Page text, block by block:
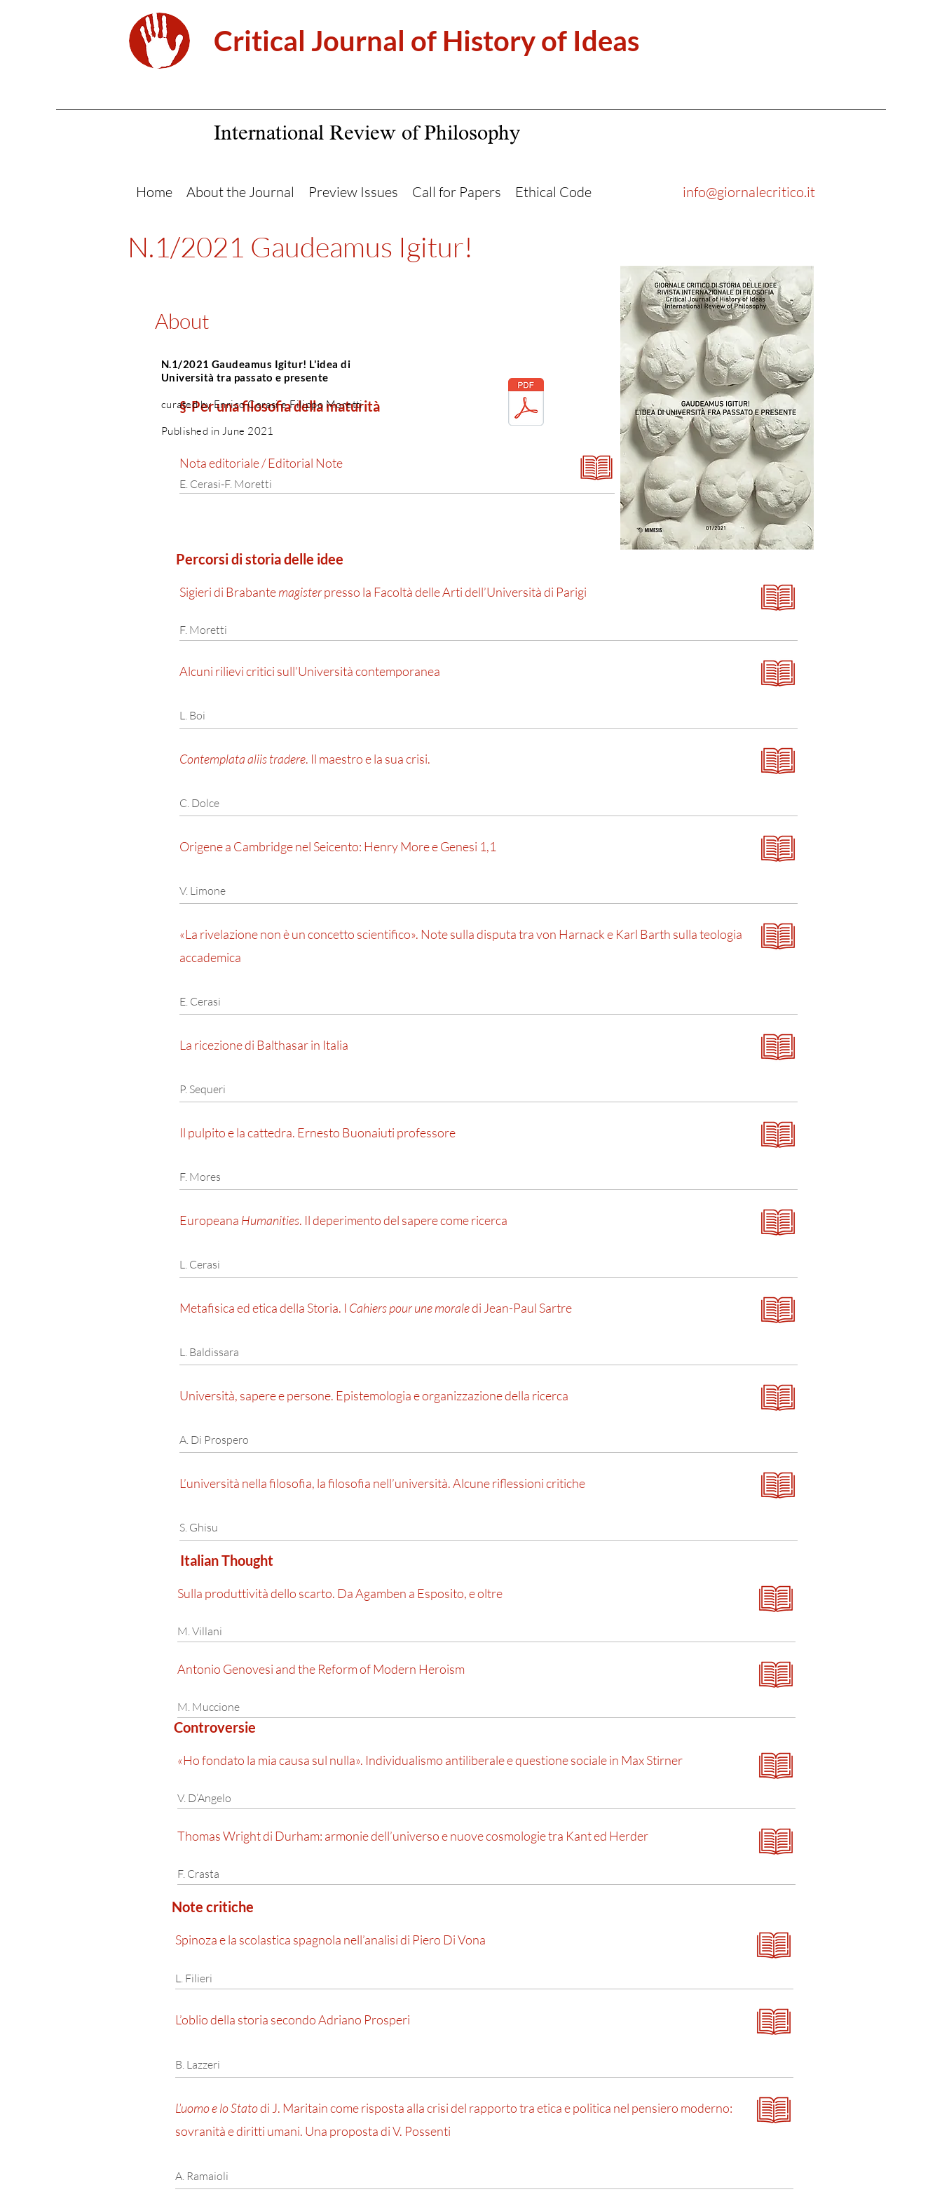
Critical Journal of History of Ideas
International Review of Philosophy
Home About the Journal Preview Issues Call for Papers Ethical Code info@giornalecritico.it
N.1/2021 Gaudeamus Igitur!
About
§-Per una filosofia della maturità
Notaeditoriale / Editorial Note
E. Cerasi-F. Moretti
N.1/2021 Gaudeamus Igitur! L'idea di
Università tra passato e presente
curated by Enrico Cerasi e Filippo Moretti
Published in June 2021
Percorsi di storia delle idee
Sigieri di Brabantemagisterpresso la Facoltà delle Arti dell’Università di Parigi
F. Moretti
Alcuni rilievi critici sull’Università contemporanea
L. Boi
Contemplata aliis tradere. Il maestro e la sua crisi.
C. Dolce
Origene a Cambridge nel Seicento: Henry More e Genesi 1,1
V. Limone
«La rivelazione non è un concetto scientifico». Note sulla disputa tra von Harnack e Karl Barth sulla teologia
accademica
E. Cerasi
La ricezione di Balthasar in Italia
P. Sequeri
Il pulpito e la cattedra. Ernesto Buonaiuti professore
F. Mores
Europeana Humanities. Il deperimento del sapere come ricerca
L. Cerasi
Metafisica ed etica della Storia. I Cahiers pour une moraledi Jean-Paul Sartre
L. Baldissara
Università, sapere e persone. Epistemologia e organizzazione della ricerca
A. Di Prospero
L’università nella filosofia, la filosofia nell’università. Alcune riflessioni critiche
S. Ghisu
Italian Thought
Sulla produttività dello scarto. Da Agamben a Esposito, e oltre
M. Villani
Antonio Genovesi and the Reform of Modern Heroism
M. Muccione
Controversie
«Ho fondato la mia causa sul nulla». Individualismo antiliberale e questione sociale in Max Stirner
V. D’Angelo
Thomas Wright di Durham: armonie dell’universo e nuove cosmologie tra Kant ed Herder
F. Crasta
Note critiche
Spinoza e la scolastica spagnola nell’analisi di Piero Di Vona
L. Filieri
L’oblio della storia secondo Adriano Prosperi
B. Lazzeri
L’uomo e lo Statodi J. Maritain come risposta alla crisi del rapporto tra etica e politica nel pensiero moderno:
sovranità e diritti umani. Una proposta di V. Possenti
A. Ramaioli